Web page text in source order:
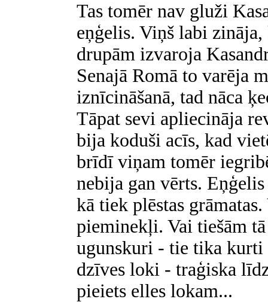
Tas tomēr nav gluži
eņģelis. Viņš labi
drupām izvaroja
Senajā Romā to varēja
iznīcināšanā, tad nāca
Tāpat sevi apliecināja
bija koduši acīs, kad
brīdī viņam tomēr
nebija gan vērts.
kā tiek plēstas
pieminekļi. Vai tiešām
ugunskuri - tie tika kurti
dzīves loki - traģiska
pieiets elles lokam...